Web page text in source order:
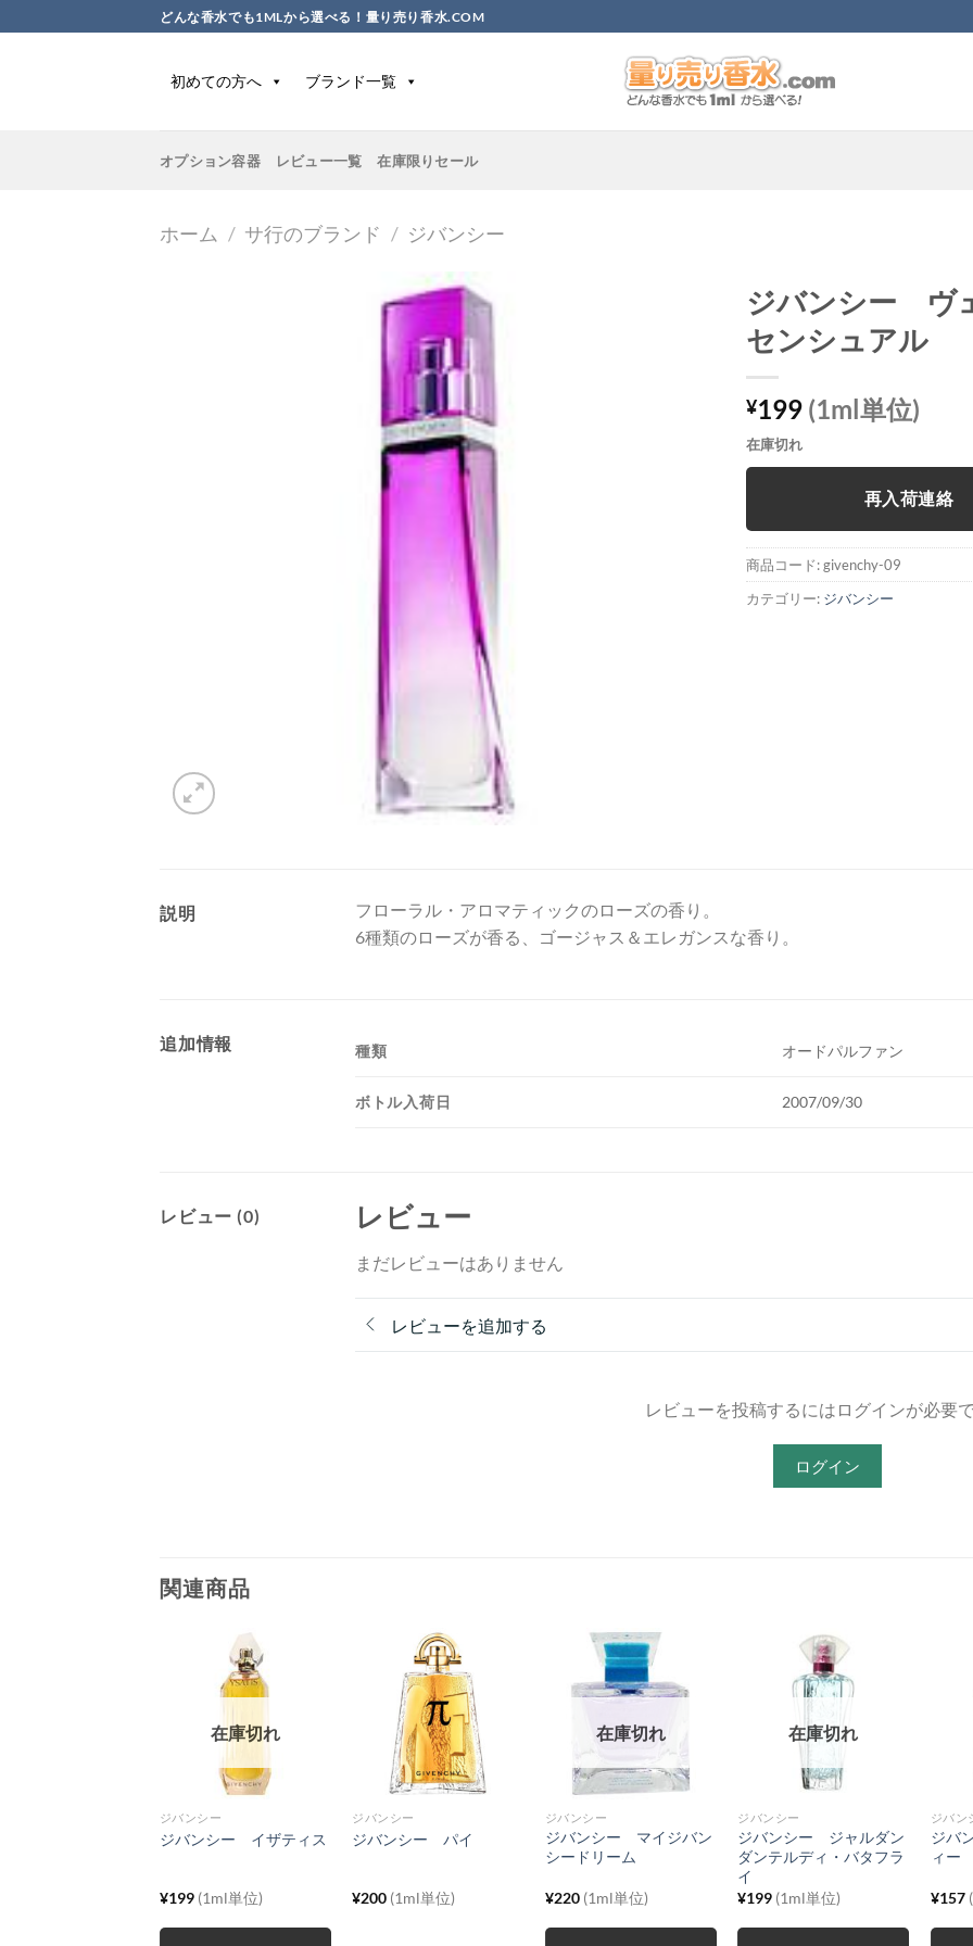
to
どんな香水でも1MLから選べる！量り売り香水.COM
初めての方へ ブランド一覧
オプション容器 レビュー一覧 在庫限りセール
ホーム / サ行のブランド / ジバンシー
ジバンシー ヴ
センシュアル
¥199 (1ml単位)
在庫切れ
再入荷連絡
商品コード:givenchy-09
カテゴリー: ジバンシー
説明
フローラル・アロマティックのローズの香り。
6種類のローズが香る、ゴージャス＆エレガンスな香り。
追加情報 種類 オードパルファン
ボトル入荷日 2007/09/30
レビュー (0) レビュー
まだレビューはありません
レビューを追加する
レビューを投稿するにはログインが必要
ログイン
関連商品
在庫切れ
ジバンシー
ジバンシー イザティス
¥199 (1ml単位)
ジバンシー
ジバンシー パイ
¥200 (1ml単位)
在庫切れ
ジバンシー
ジバンシー マイジバン
シードリーム
¥220 (1ml単位)
在庫切れ
ジバンシー
ジバンシー ジャルダン
ダンテルディ・バタフラ
イ
¥199 (1ml単位)
ジバン
ジバ
ィー
¥157